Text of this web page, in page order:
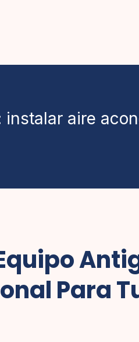
instalar aire
Para